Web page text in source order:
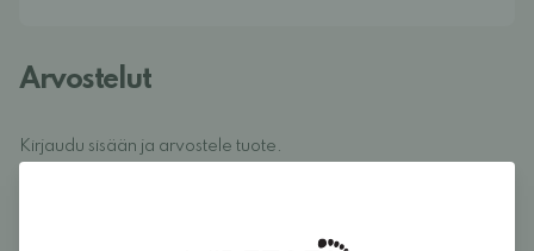
Arvostelut
Kirjaudu sisään ja arvostele tuote.